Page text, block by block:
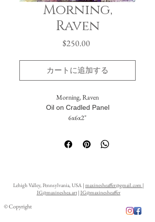
Morning,
Raven
$250.00価
カートに追加する
Morning, Raven
Oil on Cradled Panel
6x6x2"
Lehigh Valley, Pennsylvania, USA | maxinesheaffer@gmail.com |
IG@maxineshea.art| IG@maxinesheaffer
© Copyright